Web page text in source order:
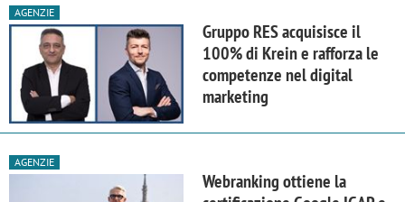
AGENZIE
Gruppo RES acquisisce il
100% di Krein e rafforza le
competenze nel digital
marketing
AGENZIE
Webranking ottiene la